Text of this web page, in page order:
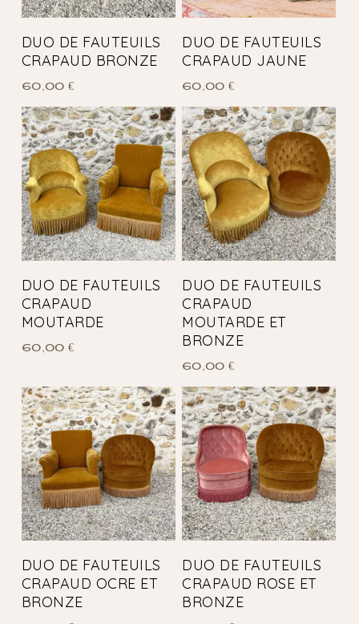
DUO DE FAUTEUILS
CRAPAUD BRONZE
60,00 €
DUO DE FAUTEUILS
CRAPAUD JAUNE
60,00€
DUO DE FAUTEUILS
CRAPAUD
MOUTARDE
60,00 €
DUO DE FAUTEUILS
CRAPAUD
MOUTARDE ET
BRONZE
60,00€
DUO DE FAUTEUILS
CRAPAUD OCRE ET
BRONZE
DUO DE FAUTEUILS
CRAPAUD ROSE ET
BRONZE